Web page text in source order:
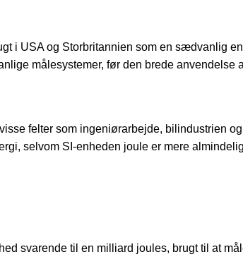
i USA og Storbritannien som en sædvanlig
målesystemer, før den brede anvendelse
felter som ingeniørarbejde, bilindustrien
selvom SI-enheden joule er mere
svarende til en milliard joules, brugt til at